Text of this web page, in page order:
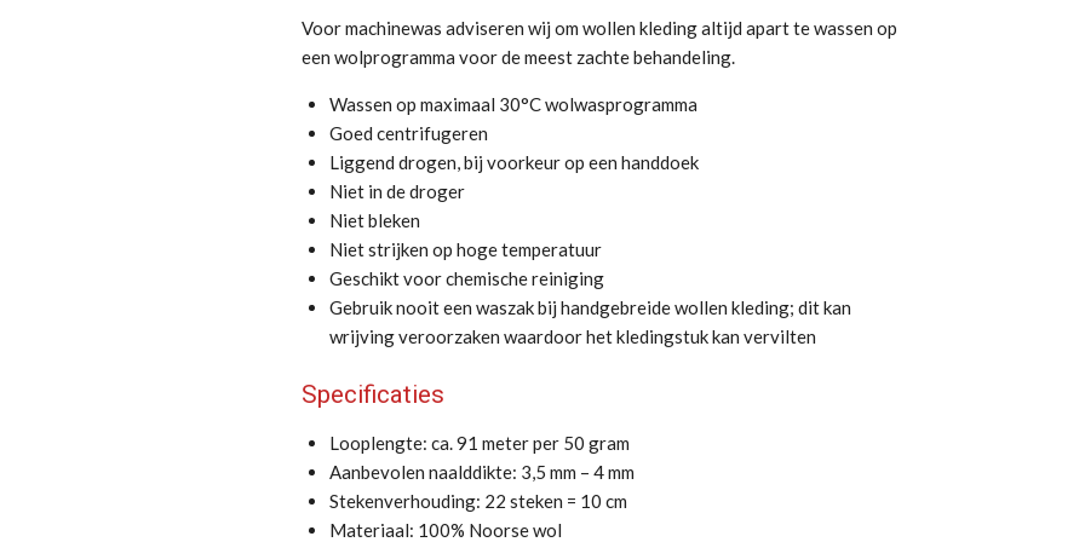
Voor machinewas adviseren wij om wollen kleding altijd apart te wassen op
een wolprogramma voor de meest zachte behandeling.
Wassen op maximaal 30°C wolwasprogramma
Goed centrifugeren
Liggend drogen, bij voorkeur op een handdoek
Niet in de droger
Niet bleken
Niet strijken op hoge temperatuur
Geschikt voor chemische reiniging
Gebruik nooit een waszak bij handgebreide wollen kleding; dit kan
wrijving veroorzaken waardoor het kledingstuk kan vervilten
Specificaties
Looplengte: ca. 91 meter per 50 gram
Aanbevolen naalddikte: 3,5 mm – 4 mm
Stekenverhouding: 22 steken = 10 cm
Materiaal: 100% Noorse wol